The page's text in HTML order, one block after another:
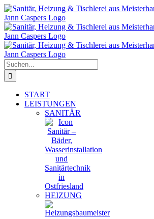
Zum
Inhalt
springen
Suche
nach:
START
LEISTUNGEN
SANITÄR
HEIZUNG